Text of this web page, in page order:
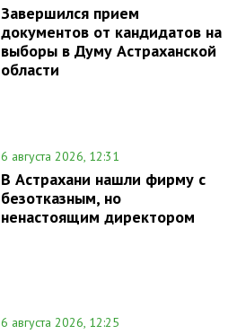
Завершился прием
документов от кандидатов на
выборы в Думу Астраханской
области
6 августа 2026, 12:31
В Астрахани нашли фирму с
безотказным, но
ненастоящим директором
6 августа 2026, 12:25